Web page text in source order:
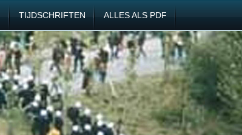
TIJDSCHRIFTEN ALLES ALS PDF